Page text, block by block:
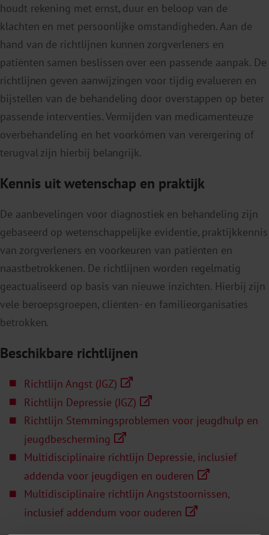
houdt rekening met ernst, duur en beloop van de
klachten en met persoonlijke omstandigheden. Aan de
hand van de richtlijnen kunnen zorgverleners en
patiënten samen beslissen over een passende aanpak. De
richtlijnen geven aanwijzingen voor tijdig evalueren en
bijstellen van de behandeling door overstappen op beter
passende interventies. Vermijden van medicamenteuze
overbehandeling en het voorkómen van verergering of
terugval zijn hierbij belangrijk.
Kennis uit wetenschap en praktijk
De aanbevelingen voor diagnostiek en behandeling zijn
gebaseerd op wetenschappelijke evidentie, praktijkkennis
van zorgverleners en voorkeuren van patiënten en
naastbetrokkenen. De richtlijnen worden regelmatig
geactualiseerd op basis van nieuwe inzichten. Hierbij zijn
vele beroepsgroepen, cliënten- en familieorganisaties
betrokken.
Beschikbare richtlijnen
Richtlijn Angst (JGZ)
Richtlijn Depressie (JGZ)
Richtlijn Stemmingsproblemen voor jeugdhulp en
jeugdbescherming
Multidisciplinaire richtlijn Depressie, inclusief
addenda voor jeugdigen en ouderen
Multidisciplinaire richtlijn Angststoornissen,
inclusief addendum voor ouderen